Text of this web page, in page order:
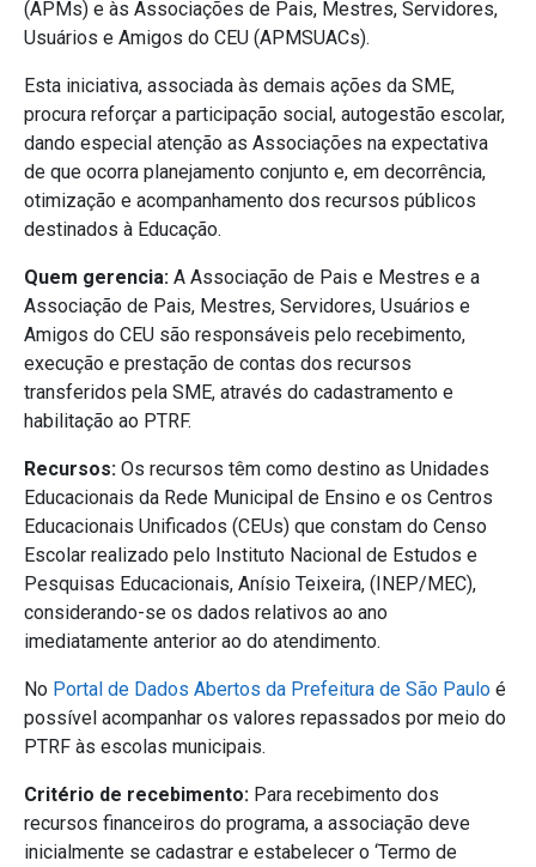
(APMs) e às Associações de Pais, Mestres, Servidores,
Usuários e Amigos do CEU (APMSUACs).
Esta iniciativa, associada às demais ações da SME,
procura reforçar a participação social, autogestão escolar,
dando especial atenção as Associações na expectativa
de que ocorra planejamento conjunto e, em decorrência,
otimização e acompanhamento dos recursos públicos
destinados à Educação.
Quem gerencia: A Associação de Pais e Mestres e a
Associação de Pais, Mestres, Servidores, Usuários e
Amigos do CEU são responsáveis pelo recebimento,
execução e prestação de contas dos recursos
transferidos pela SME, através do cadastramento e
habilitação ao PTRF.
Recursos: Os recursos têm como destino as Unidades
Educacionais da Rede Municipal de Ensino e os Centros
Educacionais Unificados (CEUs) que constam do Censo
Escolar realizado pelo Instituto Nacional de Estudos e
Pesquisas Educacionais, Anísio Teixeira, (INEP/MEC),
considerando-se os dados relativos ao ano
imediatamente anterior ao do atendimento.
No Portal de Dados Abertos da Prefeitura de São Paulo é
possível acompanhar os valores repassados por meio do
PTRF às escolas municipais.
Critério de recebimento: Para recebimento dos
recursos financeiros do programa, a associação deve
inicialmente se cadastrar e estabelecer o ‘Termo de